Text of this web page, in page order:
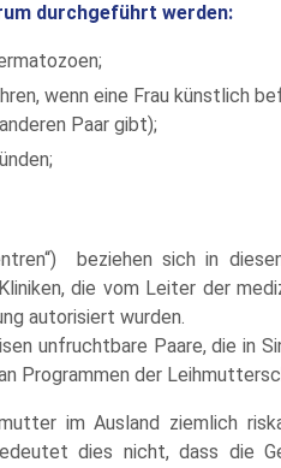
durchgeführt werden:
wenn eine Frau künstlich
Paar gibt);
beziehen sich in
die vom Leiter der
autorisiert wurden.
unfruchtbare Paare, die in
Programmen der
im Ausland ziemlich
dies nicht, dass die